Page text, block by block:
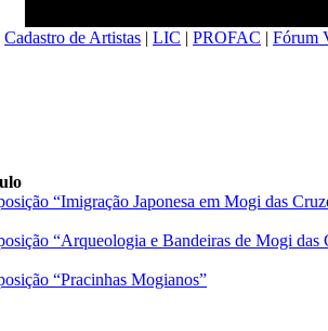
Cadastro de Artistas | LIC | PROFAC | Fórum
“Imigração Japonesa em Mogi das
“Arqueologia e Bandeiras de Mogi das
“Pracinhas Mogianos”